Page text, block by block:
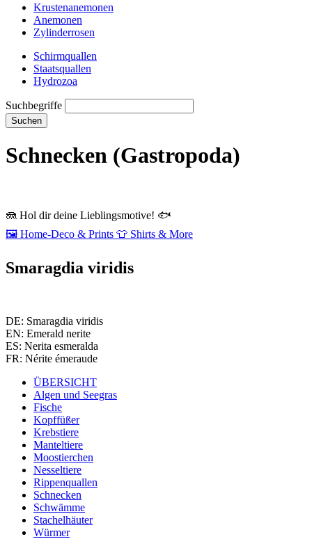
Krustenanemonen
Anemonen
Zylinderrosen
Schirmquallen
Staatsquallen
Hydrozoa
Suchbegriffe
Suchen
Schnecken (Gastropoda)
🪼 Hol dir deine Lieblingsmotive! 🐟
🖼️ Home‑Deco & Prints 👕 Shirts & More
Smaragdia viridis
DE: Smaragdia viridis
EN: Emerald nerite
ES: Nerita esmeralda
FR: Nérite émeraude
ÜBERSICHT
Algen und Seegras
Fische
Kopffüßer
Krebstiere
Manteltiere
Moostierchen
Nesseltiere
Rippenquallen
Schnecken
Schwämme
Stachelhäuter
Würmer